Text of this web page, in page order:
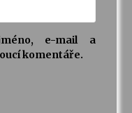
e-mail a
komentáře.